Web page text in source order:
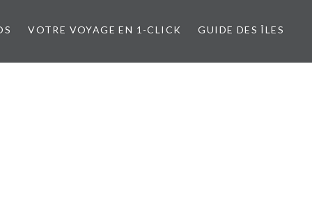
VOTRE VOYAGE EN 1-CLICK GUIDE DES ÎLES